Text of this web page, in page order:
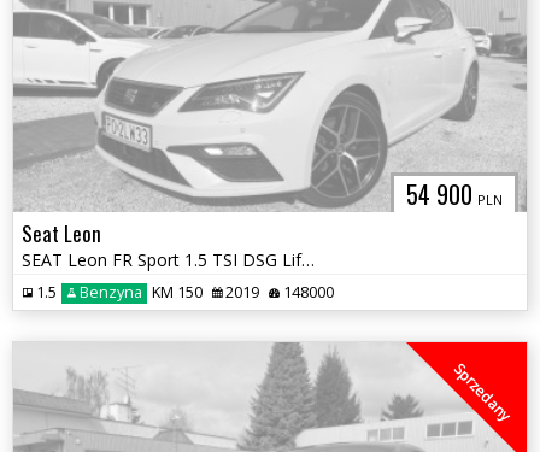
54 900 PLN
Seat Leon
SEAT Leon FR Sport 1.5 TSI DSG Lift Salon Polska
1.5 Benzyna KM 150 2019 148000
Sprzedany